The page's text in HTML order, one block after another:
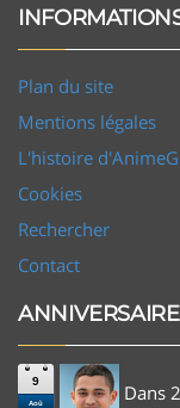
Plan du site
Mentions légales
L'histoire
Cookies
Rechercher
Contact
9
Aoû Dans